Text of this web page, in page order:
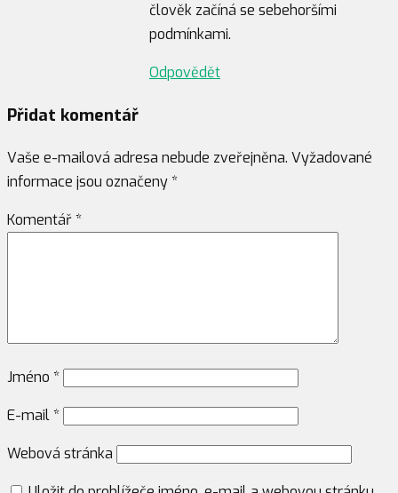
člověk začíná se sebehoršími
podmínkami.
Odpovědět
Přidat komentář
Vaše e-mailová adresa nebude zveřejněna. Vyžadované
informace jsou označeny*
Komentář*
Jméno *
E-mail*
Webová stránka